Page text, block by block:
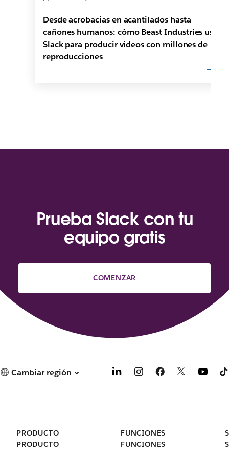
Desde acrobacias en acantilados hasta
cañones humanos: cómo Beast Industries usa
Slack para producir videos con millones de
reproducciones
Prueba Slack con tu
equipo gratis
COMENZAR
Cambiar región
PRODUCTO
PRODUCTO
FUNCIONES
FUNCIONES